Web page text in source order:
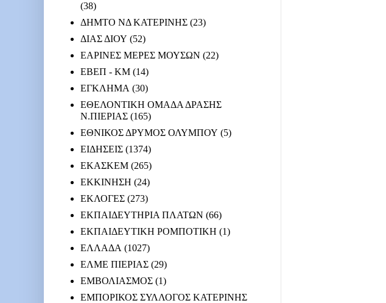
(38)
ΔΗΜΤΟ ΝΔ ΚΑΤΕΡΙΝΗΣ (23)
ΔΙΑΣ ΔΙΟΥ (52)
ΕΑΡΙΝΕΣ ΜΕΡΕΣ ΜΟΥΣΩΝ (22)
ΕΒΕΠ - ΚΜ (14)
ΕΓΚΛΗΜΑ (30)
ΕΘΕΛΟΝΤΙΚΗ ΟΜΑΔΑ ΔΡΑΣΗΣ
Ν.ΠΙΕΡΙΑΣ (165)
ΕΘΝΙΚΟΣ ΔΡΥΜΟΣ ΟΛΥΜΠΟΥ (5)
ΕΙΔΗΣΕΙΣ (1374)
ΕΚΑΣΚΕΜ (265)
ΕΚΚΙΝΗΣΗ (24)
ΕΚΛΟΓΕΣ (273)
ΕΚΠΑΙΔΕΥΤΗΡΙΑ ΠΛΑΤΩΝ (66)
ΕΚΠΑΙΔΕΥΤΙΚΗ ΡΟΜΠΟΤΙΚΗ (1)
ΕΛΛΑΔΑ (1027)
ΕΛΜΕ ΠΙΕΡΙΑΣ (29)
ΕΜΒΟΛΙΑΣΜΟΣ (1)
ΕΜΠΟΡΙΚΟΣ ΣΥΛΛΟΓΟΣ ΚΑΤΕΡΙΝΗΣ